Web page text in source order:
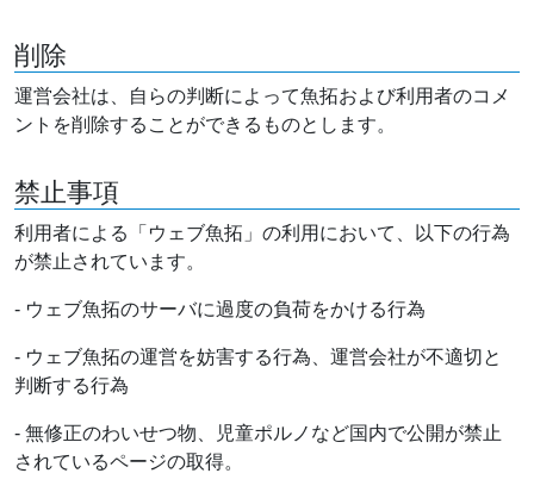
削除
運営会社は、自らの判断によって魚拓および利用者のコメ
ントを削除することができるものとします。
禁止事項
利用者による「ウェブ魚拓」の利用において、以下の行為
が禁止されています。
- ウェブ魚拓のサーバに過度の負荷をかける行為
- ウェブ魚拓の運営を妨害する行為、運営会社が不適切と
判断する行為
- 無修正のわいせつ物、児童ポルノなど国内で公開が禁止
されているページの取得。